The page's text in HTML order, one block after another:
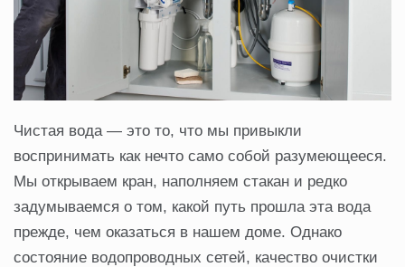
Чистая вода — это то, что мы привыкли
воспринимать как нечто само собой разумеющееся.
Мы открываем кран, наполняем стакан и редко
задумываемся о том, какой путь прошла эта вода
прежде, чем оказаться в нашем доме. Однако
состояние водопроводных сетей, качество очистки